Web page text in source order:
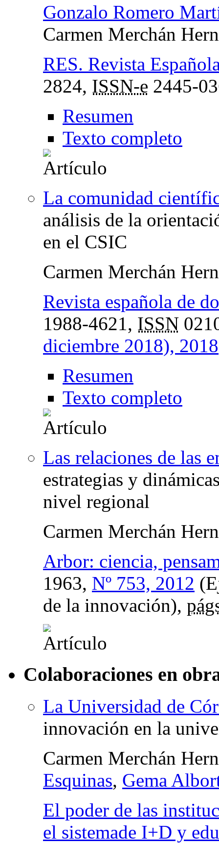
Gonzalo Romero
Carmen Merchán
RES. Revista
2824, ISSN-e 2445-
Resumen
Texto completo
La comunidad
análisis de la
en el CSIC
Carmen Merchán
Revista española de
1988-4621, ISSN
diciembre 2018), 2018
Resumen
Texto completo
Las relaciones de las
estrategias y
nivel regional
Carmen Merchán
Arbor: ciencia,
1963, Nº 753, 2012
de la innovación),
Colaboraciones en
La Universidad de
innovación en la
Carmen Merchán
Esquinas, Gema
El poder de las
el sistemade I+D y